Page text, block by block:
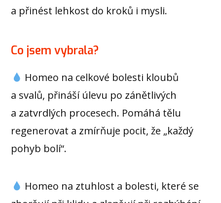
a přinést lehkost do kroků i mysli.
Co jsem vybrala?
Homeo na celkové bolesti kloubů
a svalů, přináší úlevu po zánětlivých
a zatvrdlých procesech. Pomáhá tělu
regenerovat a zmírňuje pocit, že „každý
pohyb bolí“.
Homeo na ztuhlost a bolesti, které se